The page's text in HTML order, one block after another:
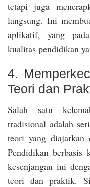
tetapi juga
langsung. Ini
aplikatif, yang
kualitas pendidikan
4.
Teori dan
Salah satu
tradisional adalah
teori yang diajarkan
Pendidikan berbasis
kesenjangan ini
teori dan praktik.